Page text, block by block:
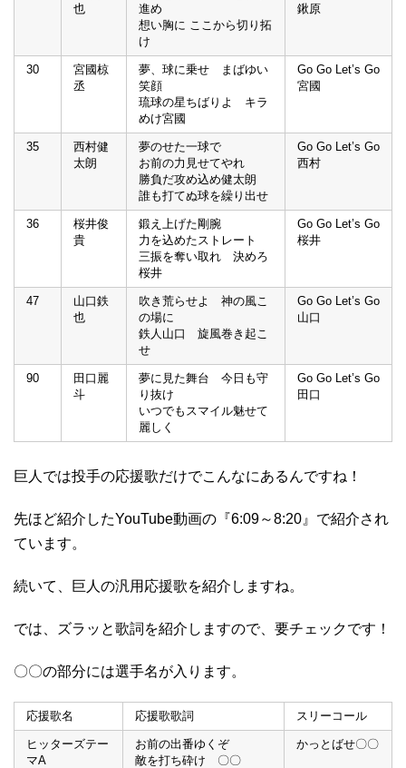
也
進め
想い胸に ここから切り拓
け
鍬原
30
宮國椋
丞
夢、球に乗せ まばゆい
笑顔
琉球の星ちばりよ キラ
めけ宮國
Go Go Let’s Go
宮國
35
西村健
太朗
夢のせた一球で
お前の力見せてやれ
勝負だ攻め込め健太朗
誰も打てぬ球を繰り出せ
Go Go Let’s Go
西村
36
桜井俊
貴
鍛え上げた剛腕
力を込めたストレート
三振を奪い取れ 決めろ
桜井
Go Go Let’s Go
桜井
47
山口鉄
也
吹き荒らせよ 神の風こ
の場に
鉄人山口 旋風巻き起こ
せ
Go Go Let’s Go
山口
90
田口麗
斗
夢に見た舞台 今日も守
り抜け
いつでもスマイル魅せて
麗しく
Go Go Let’s Go
田口
巨人では投手の応援歌だけでこんなにあるんですね！
先ほど紹介したYouTube動画の『6:09～8:20』で紹介され
ています。
続いて、巨人の汎用応援歌を紹介しますね。
では、ズラッと歌詞を紹介しますので、要チェックです！
〇〇の部分には選手名が入ります。
応援歌名 応援歌歌詞 スリーコール
ヒッターズテー
マA
お前の出番ゆくぞ
敵を打ち砕け 〇〇
かっとばせ〇〇